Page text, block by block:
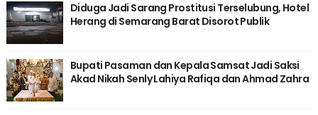
Diduga Jadi Sarang Prostitusi Terselubung, Hotel
Herang di Semarang Barat Disorot Publik
Bupati Pasaman dan Kepala Samsat Jadi Saksi
Akad Nikah Senly Lahiya Rafiqa dan Ahmad Zahra